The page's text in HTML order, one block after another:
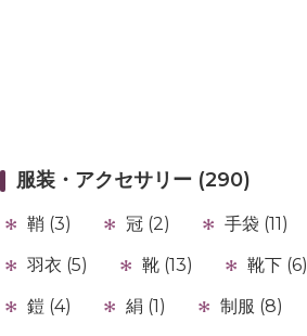
服装・アクセサリー (290)
鞘 (3) 冠 (2) 手袋 (11)
羽衣 (5)
靴 (13) 靴下 (6)
鎧 (4)
絹 (1) 制服 (8)